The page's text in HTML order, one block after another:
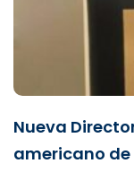
Nueva
americano